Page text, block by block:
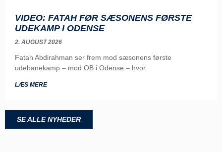
VIDEO: FATAH FØR SÆSONENS FØRSTE
UDEKAMP I ODENSE
2. AUGUST 2026
Fatah Abdirahman ser frem mod sæsonens første
udebanekamp – mod OB i Odense – hvor
LÆS MERE
SE ALLE NYHEDER